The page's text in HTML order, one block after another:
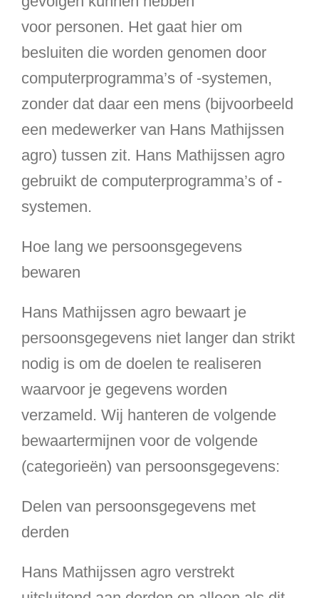
voor personen. Het gaat hier om
besluiten die worden genomen door
computerprogramma’s of -systemen,
zonder dat daar een mens (bijvoorbeeld
een medewerker van Hans Mathijssen
agro) tussen zit. Hans Mathijssen agro
gebruikt de computerprogramma’s of -
systemen.
Hoe lang we persoonsgegevens
bewaren
Hans Mathijssen agro bewaart je
persoonsgegevens niet langer dan strikt
nodig is om de doelen te realiseren
waarvoor je gegevens worden
verzameld. Wij hanteren de volgende
bewaartermijnen voor de volgende
(categorieën) van persoonsgegevens:
Delen van persoonsgegevens met
derden
Hans Mathijssen agro verstrekt